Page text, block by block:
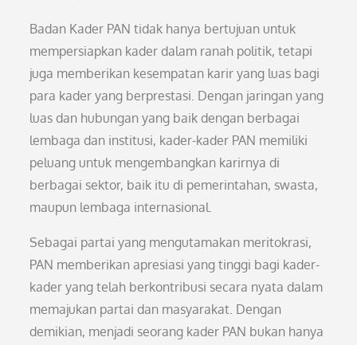
Badan Kader PAN tidak hanya bertujuan untuk
mempersiapkan kader dalam ranah politik, tetapi
juga memberikan kesempatan karir yang luas bagi
para kader yang berprestasi. Dengan jaringan yang
luas dan hubungan yang baik dengan berbagai
lembaga dan institusi, kader-kader PAN memiliki
peluang untuk mengembangkan karirnya di
berbagai sektor, baik itu di pemerintahan, swasta,
maupun lembaga internasional.
Sebagai partai yang mengutamakan meritokrasi,
PAN memberikan apresiasi yang tinggi bagi kader-
kader yang telah berkontribusi secara nyata dalam
memajukan partai dan masyarakat. Dengan
demikian, menjadi seorang kader PAN bukan hanya